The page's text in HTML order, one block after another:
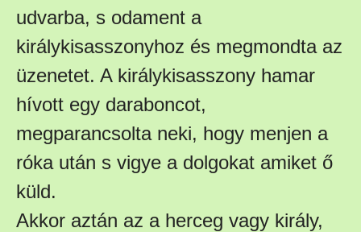
udvarba, s odament a
királykisasszonyhoz és megmondta az
üzenetet. A királykisasszony hamar
hívott egy daraboncot,
megparancsolta neki, hogy menjen a
róka után s vigye a dolgokat amiket ő
küld.
Akkor aztán az a herceg vagy király,